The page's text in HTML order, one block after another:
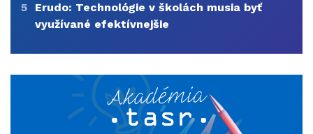
5
Erudo: Technológie v školách musia byť
využívané efektívnejšie